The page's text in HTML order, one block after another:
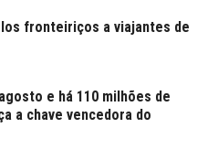
fronteiriços a viajantes de
e há 110 milhões de
a chave vencedora do